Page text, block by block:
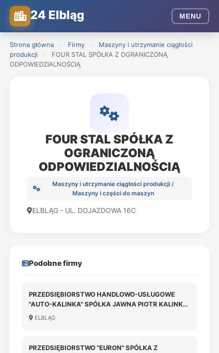
24 Elbląg MENU
Strona główna › Firmy ›
Maszyny i utrzymanie ciągłości
produkcji
›
FOUR STAL SPÓŁKA Z OGRANICZONĄ
ODPOWIEDZIALNOŚCIĄ
FOUR STAL SPÓŁKA Z
OGRANICZONĄ
ODPOWIEDZIALNOŚCIĄ
Maszyny i utrzymanie ciągłości produkcji /
Maszyny i części do maszyn
ELBLĄG - UL. DOJAZDOWA 16C
Podobne firmy
PRZEDSIĘBIORSTWO HANDLOWO-USŁUGOWE
"AUTO-KALINKA" SPÓŁKA JAWNA PIOTR KALINKA,
MAGDALENA ZEMBRZUSKA
ELBLĄG
PRZEDSIĘBIORSTWO "EURON" SPÓŁKA Z